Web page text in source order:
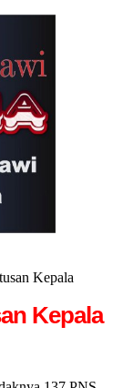
Kepala
Kepala